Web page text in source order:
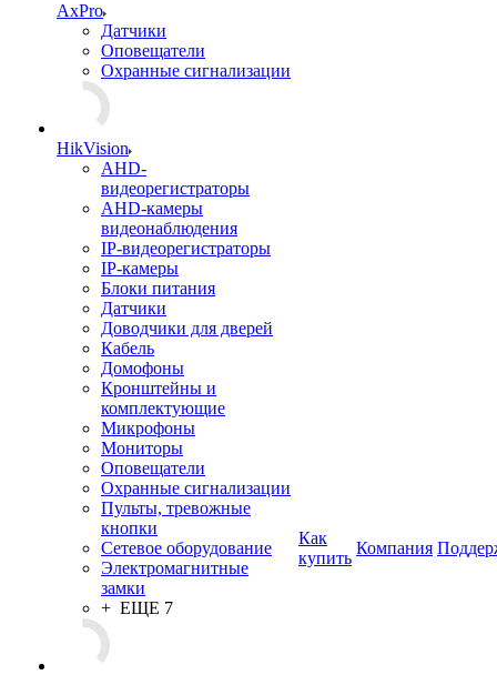
AxPro
Датчики
Оповещатели
Охранные сигнализации
HikVision
AHD-
видеорегистраторы
AHD-камеры
видеонаблюдения
IP-видеорегистраторы
IP-камеры
Блоки питания
Датчики
Доводчики для дверей
Кабель
Домофоны
Кронштейны и
комплектующие
Микрофоны
Мониторы
Оповещатели
Охранные сигнализации
Пульты, тревожные
кнопки
Сетевое оборудование
Электромагнитные
замки
+ ЕЩЕ 7
Как
купить
Компания